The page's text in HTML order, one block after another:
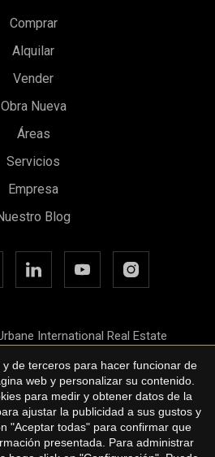
Comprar
Alquilar
Vender
Obra Nueva
Áreas
Servicios
Empresa
Blog
International Real Estate
Aviso legal
de privacidad
de cookies
iEstrategic
de terceros para hacer funcionar de
web y personalizar su contenido.
para medir y obtener datos de la
ajustar la publicidad a sus gustos y
"Aceptar todas" para confirmar que
presentada. Para administrar